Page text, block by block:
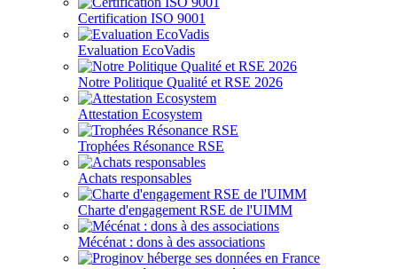
Certification ISO 9001
Evaluation EcoVadis
Notre Politique Qualité et RSE 2026
Attestation Ecosystem
Trophées Résonance RSE
Achats responsables
Charte d'engagement RSE de l'UIMM
Mécénat : dons à des associations